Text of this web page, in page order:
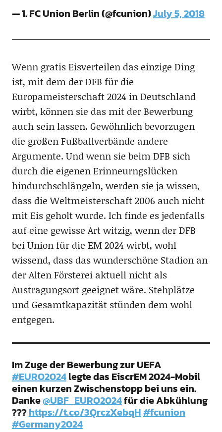
— 1. FC Union Berlin (@fcunion)July 5, 2018
Wenn gratis Eisverteilen das einzige Ding
ist, mit dem der DFB für die
Europameisterschaft 2024 in Deutschland
wirbt, können sie das mit der Bewerbung
auch sein lassen. Gewöhnlich bevorzugen
die großen Fußballverbände andere
Argumente. Und wenn sie beim DFB sich
durch die eigenen Erinneurngslücken
hindurchschlängeln, werden sie ja wissen,
dass die Weltmeisterschaft 2006 auch nicht
mit Eis geholt wurde. Ich finde es jedenfalls
auf eine gewisse Art witzig, wenn der DFB
bei Union für die EM 2024 wirbt, wohl
wissend, dass das wunderschöne Stadion an
der Alten Försterei aktuell nicht als
Austragungsort geeignet wäre. Stehplätze
und Gesamtkapazität stünden dem wohl
entgegen.
Im Zuge der Bewerbung zur UEFA
#EURO2024legte das EiscrEM 2024-Mobil
einen kurzen Zwischenstopp bei uns ein.
Danke@UBF_EURO2024für die Abkühlung
???https://t.co/3QrczXebqH#fcunion
#Germany2024